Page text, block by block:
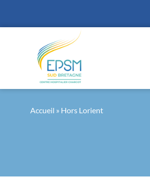
Accueil » Hors Lorient